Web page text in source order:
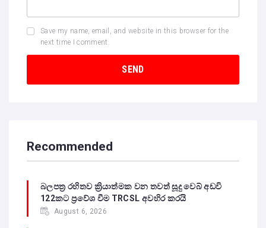
Save my name, email, and website in this browser for the
next time I comment.
Recommended
බලපත්‍ර රහිතව ක්‍රියාත්මක වන තවත් සූදු වෙබ් අඩවි
122කට ප්‍රවේශ වීම TRCSL අවහිර කරයි
August 6, 2026